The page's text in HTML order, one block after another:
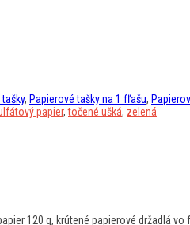
, Papierové tašky na 1 fľašu,
papier,točené ušká, zelená
120 g, krútené papierové držadlá vo